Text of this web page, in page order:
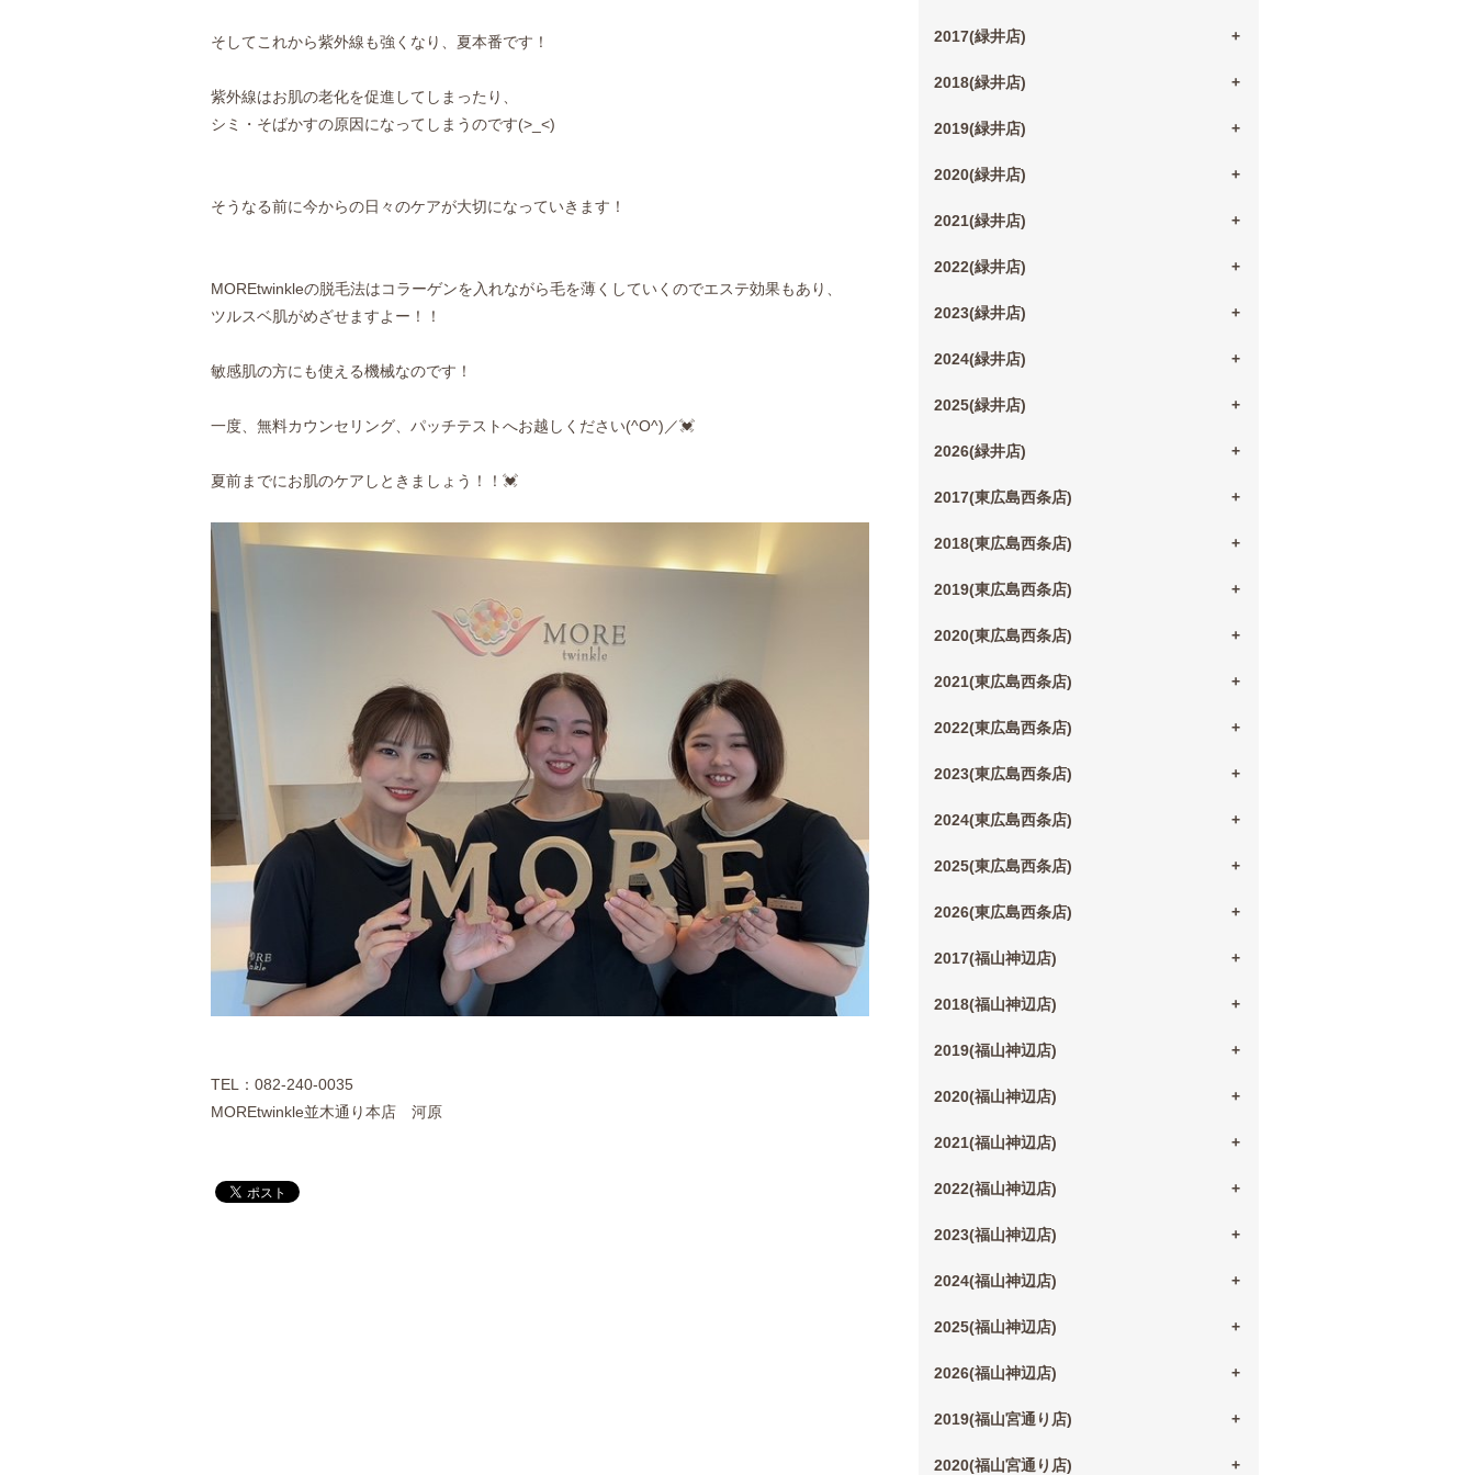
そしてこれから紫外線も強くなり、夏本番です！
紫外線はお肌の老化を促進してしまったり、
シミ・そばかすの原因になってしまうのです(>_<)
そうなる前に今からの日々のケアが大切になっていきます！
MOREtwinkleの脱毛法はコラーゲンを入れながら毛を薄くしていくのでエステ効果もあり、
ツルスベ肌がめざせますよー！！
敏感肌の方にも使える機械なのです！
一度、無料カウンセリング、パッチテストへお越しください(^O^)／💓
夏前までにお肌のケアしときましょう！！💓
TEL：082-240-0035
MOREtwinkle並木通り本店 河原
2017(緑井店)
2018(緑井店)
2019(緑井店)
2020(緑井店)
2021(緑井店)
2022(緑井店)
2023(緑井店)
2024(緑井店)
2025(緑井店)
2026(緑井店)
2017(東広島西条店)
2018(東広島西条店)
2019(東広島西条店)
2020(東広島西条店)
2021(東広島西条店)
2022(東広島西条店)
2023(東広島西条店)
2024(東広島西条店)
2025(東広島西条店)
2026(東広島西条店)
2017(福山神辺店)
2018(福山神辺店)
2019(福山神辺店)
2020(福山神辺店)
2021(福山神辺店)
2022(福山神辺店)
2023(福山神辺店)
2024(福山神辺店)
2025(福山神辺店)
2026(福山神辺店)
2019(福山宮通り店)
2020(福山宮通り店)